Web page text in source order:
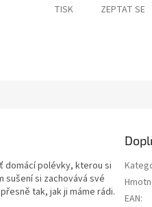
TISK ZEPTAT SE
domácí polévky, kterou si
sušení si zachovává své
tak, jak ji máme rádi.
EAN: